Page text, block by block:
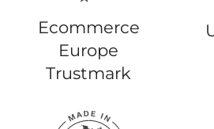
Ecommerce
Europe
Trustmark